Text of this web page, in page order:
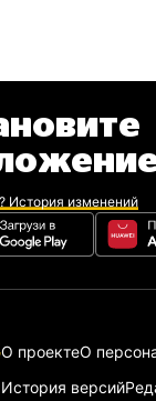
История изменений
О проектеО
История версий